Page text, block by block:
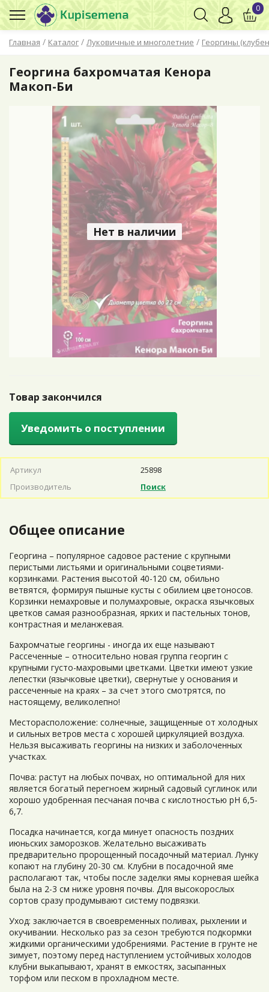
Главная / Каталог / Луковичные и многолетние / Георгины
0
Георгина бахромчатая Кенора
Макоп-Би
Нет в наличии
Товар закончился
Уведомить о поступлении
Артикул
25898
Производитель
Поиск
Общее описание
Георгина – популярное садовое растение с крупными
перистыми листьями и оригинальными соцветиями-
корзинками. Растения высотой 40-120 см, обильно
ветвятся, формируя пышные кусты с обилием цветоносов.
Корзинки немахровые и полумахровые, окраска язычковых
цветков самая разнообразная, ярких и пастельных тонов,
контрастная и меланжевая.
Бахромчатые георгины - иногда их еще называют
Рассеченные – относительно новая группа георгин с
крупными густо-махровыми цветками. Цветки имеют узкие
лепестки (язычковые цветки), свернутые у основания и
рассеченные на краях – за счет этого смотрятся, по
настоящему, великолепно!
Месторасположение: солнечные, защищенные от холодных
и сильных ветров места с хорошей циркуляцией воздуха.
Нельзя высаживать георгины на низких и заболоченных
участках.
Почва: растут на любых почвах, но оптимальной для них
является богатый перегноем жирный садовый суглинок или
хорошо удобренная песчаная почва с кислотностью рН 6,5-
6,7.
Посадка начинается, когда минует опасность поздних
июньских заморозков. Желательно высаживать
предварительно пророщенный посадочный материал. Лунку
копают на глубину 20-30 см. Клубни в посадочной яме
располагают так, чтобы после заделки ямы корневая шейка
была на 2-3 см ниже уровня почвы. Для высокорослых
сортов сразу продумывают систему подвязки.
Уход: заключается в своевременных поливах, рыхлении и
окучивании. Несколько раз за сезон требуются подкормки
жидкими органическими удобрениями. Растение в грунте не
зимует, поэтому перед наступлением устойчивых холодов
клубни выкапывают, хранят в емкостях, засыпанных
торфом или песком в прохладном месте.